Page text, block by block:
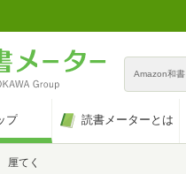
Amazon和書
プ 読書メーターとは
厘てく